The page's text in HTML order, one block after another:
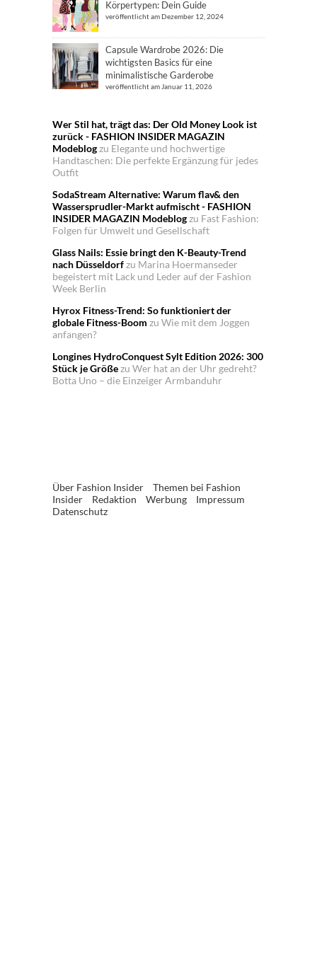
Körpertypen: Dein Guide
veröffentlicht am Dezember 12, 2024
Capsule Wardrobe 2026: Die
wichtigsten Basics für eine
minimalistische Garderobe
veröffentlicht am Januar 11, 2026
Wer Stil hat, trägt das: Der Old Money Look ist
zurück - FASHION INSIDER MAGAZIN
Modeblogzu Elegante und hochwertige
Handtaschen: Die perfekte Ergänzung für jedes
Outfit
SodaStream Alternative: Warum flav& den
Wassersprudler-Markt aufmischt - FASHION
INSIDER MAGAZIN Modeblogzu Fast Fashion:
Folgen für Umwelt und Gesellschaft
Glass Nails: Essie bringt den K-Beauty-Trend
nach Düsseldorfzu Marina Hoermanseder
begeistert mit Lack und Leder auf der Fashion
Week Berlin
Hyrox Fitness-Trend: So funktioniert der
globale Fitness-Boom zu Wie mit dem Joggen
anfangen?
Longines HydroConquest Sylt Edition 2026: 300
Stück je Größezu Wer hat an der Uhr gedreht?
Botta Uno – die Einzeiger Armbanduhr
Über Fashion Insider
Themen bei Fashion
Insider
Redaktion Werbung
Impressum
Datenschutz